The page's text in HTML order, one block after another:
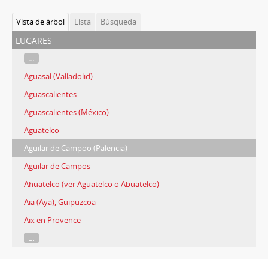
Vista de árbol Lista Búsqueda
lugares
...
Aguasal (Valladolid)
Aguascalientes
Aguascalientes (México)
Aguatelco
Aguilar de Campoo (Palencia)
Aguilar de Campos
Ahuatelco (ver Aguatelco o Abuatelco)
Aia (Aya), Guipuzcoa
Aix en Provence
...